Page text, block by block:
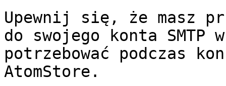
Upewnij się, że masz
do swojego konta SMTP
potrzebować podczas
AtomStore.